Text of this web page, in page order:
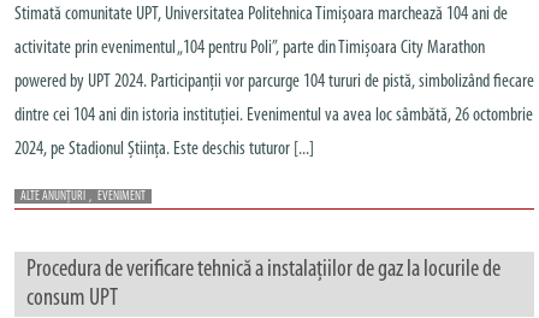
Stimată comunitate UPT, Universitatea Politehnica Timișoara marchează 104 ani de
activitate prin evenimentul „104 pentru Poli”, parte din Timișoara City Marathon
powered by UPT 2024. Participanții vor parcurge 104 tururi de pistă, simbolizând fiecare
dintre cei 104 ani din istoria instituției. Evenimentul va avea loc sâmbătă, 26 octombrie
2024, pe Stadionul Știința. Este deschis tuturor [...]
ALTE ANUNȚURI , EVENIMENT
Procedura de verificare tehnică a instalațiilor de gaz la locurile de
consum UPT